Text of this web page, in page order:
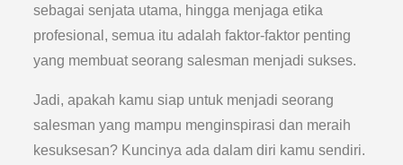
sebagai senjata utama, hingga menjaga etika
profesional, semua itu adalah faktor-faktor penting
yang membuat seorang salesman menjadi sukses.
Jadi, apakah kamu siap untuk menjadi seorang
salesman yang mampu menginspirasi dan meraih
kesuksesan? Kuncinya ada dalam diri kamu sendiri.